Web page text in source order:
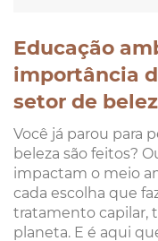
Educação
importância
setor de
Você já parou para
beleza são feitos?
impactam o meio
cada escolha que
tratamento capilar,
planeta. E é aqui